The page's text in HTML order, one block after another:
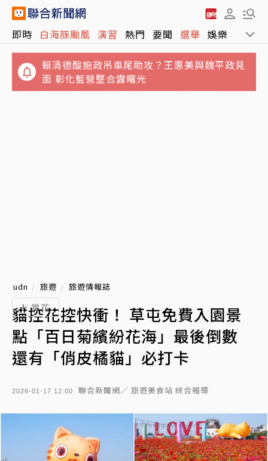
即時 白海豚颱風 演習 熱門 要聞 選舉 娛樂 運動
賴清德酸施政吊車尾助攻？王惠美與魏平政見
面 彰化藍營整合露曙光
udn 旅遊 旅遊情報誌
貓控花控快衝！ 草屯免費入園景
點「百日菊繽紛花海」最後倒數
還有「俏皮橘貓」必打卡
2026-01-17 12:00 聯合新聞網／ 旅遊美食站 綜合報導
賞花